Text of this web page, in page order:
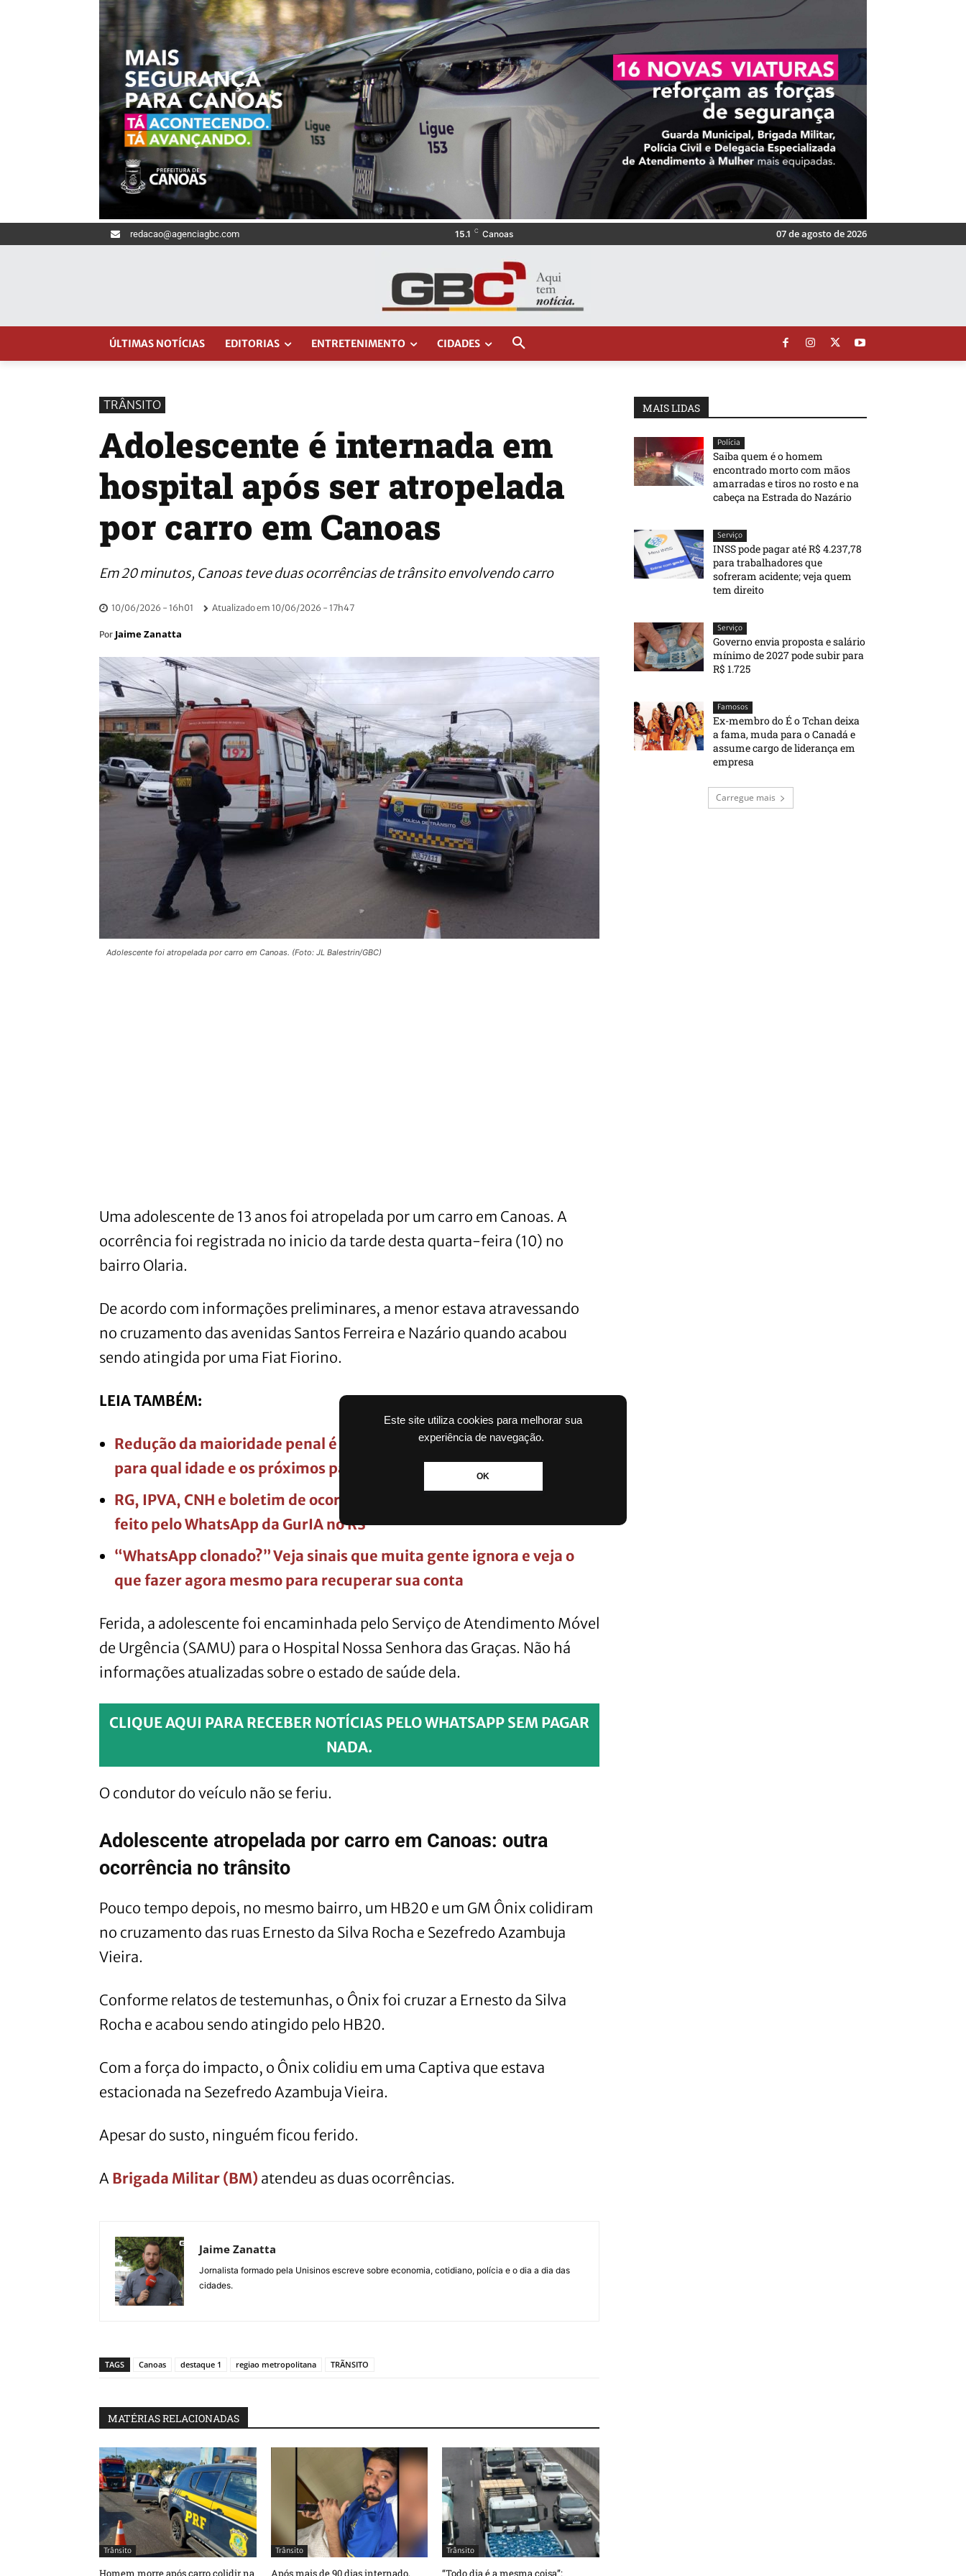
Este site utiliza cookies para melhorar sua
experiência de navegação.
OK
redacao@agenciagbc.com 15.1 C Canoas 07 de agosto de 2026
ÚLTIMAS NOTÍCIAS EDITORIAS ENTRETENIMENTO CIDADES
TRÂNSITO
Adolescente é internada em
hospital após ser atropelada
por carro em Canoas
Em 20 minutos, Canoas teve duas ocorrências de trânsito envolvendo carro
10/06/2026 - 16h01 Atualizado em 10/06/2026 - 17h47
Por Jaime Zanatta
Adolescente foi atropelada por carro em Canoas. (Foto: JL Balestrin/GBC)
Uma adolescente de 13 anos foi atropelada por um carro em Canoas. A
ocorrência foi registrada no inicio da tarde desta quarta-feira (10) no
bairro Olaria.
De acordo com informações preliminares, a menor estava atravessando
no cruzamento das avenidas Santos Ferreira e Nazário quando acabou
sendo atingida por uma Fiat Fiorino.
LEIA TAMBÉM:
Redução da maioridade penal é aprovada pela CCJ da Câmara; veja
para qual idade e os próximos passos
RG, IPVA, CNH e boletim de ocorrência: veja tudo o que já pode ser
feito pelo WhatsApp da GurIA no RS
“WhatsApp clonado?” Veja sinais que muita gente ignora e veja o
que fazer agora mesmo para recuperar sua conta
Ferida, a adolescente foi encaminhada pelo Serviço de Atendimento Móvel
de Urgência (SAMU) para o Hospital Nossa Senhora das Graças. Não há
informações atualizadas sobre o estado de saúde dela.
CLIQUE AQUI PARA RECEBER NOTÍCIAS PELO WHATSAPP SEM PAGAR
NADA.
O condutor do veículo não se feriu.
Adolescente atropelada por carro em Canoas: outra
ocorrência no trânsito
Pouco tempo depois, no mesmo bairro, um HB20 e um GM Ônix colidiram
no cruzamento das ruas Ernesto da Silva Rocha e Sezefredo Azambuja
Vieira.
Conforme relatos de testemunhas, o Ônix foi cruzar a Ernesto da Silva
Rocha e acabou sendo atingido pelo HB20.
Com a força do impacto, o Ônix colidiu em uma Captiva que estava
estacionada na Sezefredo Azambuja Vieira.
Apesar do susto, ninguém ficou ferido.
A Brigada Militar (BM) atendeu as duas ocorrências.
Jaime Zanatta
Jornalista formado pela Unisinos escreve sobre economia, cotidiano, polícia e o dia a dia das
cidades.
TAGS Canoas destaque 1 regiao metropolitana TRÃNSITO
MATÉRIAS RELACIONADAS
Trânsito
Homem morre após carro colidir na
Trânsito
Após mais de 90 dias internado,
Trânsito
“Todo dia é a mesma coisa”:
MAIS LIDAS
Polícia
Saiba quem é o homem
encontrado morto com mãos
amarradas e tiros no rosto e na
cabeça na Estrada do Nazário
Serviço
INSS pode pagar até R$ 4.237,78
para trabalhadores que
sofreram acidente; veja quem
tem direito
Serviço
Governo envia proposta e salário
mínimo de 2027 pode subir para
R$ 1.725
Famosos
Ex-membro do É o Tchan deixa
a fama, muda para o Canadá e
assume cargo de liderança em
empresa
Carregue mais